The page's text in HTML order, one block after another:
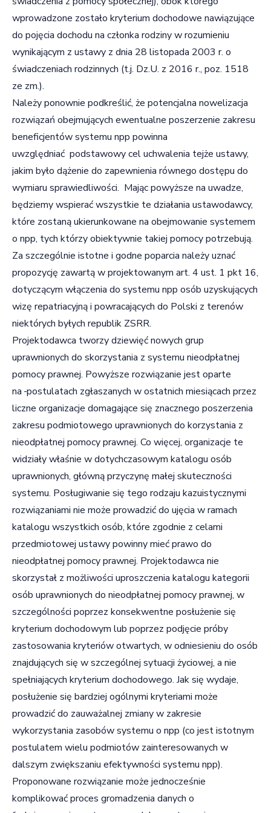
wprowadzone zostało kryterium dochodowe nawiązujące
do pojęcia dochodu na członka rodziny w rozumieniu
wynikającym z ustawy z dnia 28 listopada 2003 r. o
świadczeniach rodzinnych (t.j. Dz.U. z 2016 r., poz. 1518
ze zm.).
Należy ponownie podkreślić, że potencjalna nowelizacja
rozwiązań obejmujących ewentualne poszerzenie zakresu
beneficjentów systemu npp powinna
uwzględniać podstawowy cel uchwalenia tejże ustawy,
jakim było dążenie do zapewnienia równego dostępu do
wymiaru sprawiedliwości. Mając powyższe na uwadze,
będziemy wspierać wszystkie te działania ustawodawcy,
które zostaną ukierunkowane na obejmowanie systemem
o npp, tych którzy obiektywnie takiej pomocy potrzebują.
Za szczególnie istotne i godne poparcia należy uznać
propozycję zawartą w projektowanym art. 4 ust. 1 pkt 16,
dotyczącym włączenia do systemu npp osób uzyskujących
wizę repatriacyjną i powracających do Polski z terenów
niektórych byłych republik ZSRR.
Projektodawca tworzy dziewięć nowych grup
uprawnionych do skorzystania z systemu nieodpłatnej
pomocy prawnej. Powyższe rozwiązanie jest oparte
na postulatach zgłaszanych w ostatnich miesiącach przez
liczne organizacje domagające się znacznego poszerzenia
zakresu podmiotowego uprawnionych do korzystania z
nieodpłatnej pomocy prawnej. Co więcej, organizacje te
widziały właśnie w dotychczasowym katalogu osób
uprawnionych, główną przyczynę małej skuteczności
systemu. Posługiwanie się tego rodzaju kazuistycznymi
rozwiązaniami nie może prowadzić do ujęcia w ramach
katalogu wszystkich osób, które zgodnie z celami
przedmiotowej ustawy powinny mieć prawo do
nieodpłatnej pomocy prawnej. Projektodawca nie
skorzystał z możliwości uproszczenia katalogu kategorii
osób uprawnionych do nieodpłatnej pomocy prawnej, w
szczególności poprzez konsekwentne posłużenie się
kryterium dochodowym lub poprzez podjęcie próby
zastosowania kryteriów otwartych, w odniesieniu do osób
znajdujących się w szczególnej sytuacji życiowej, a nie
spełniających kryterium dochodowego. Jak się wydaje,
posłużenie się bardziej ogólnymi kryteriami może
prowadzić do zauważalnej zmiany w zakresie
wykorzystania zasobów systemu o npp (co jest istotnym
postulatem wielu podmiotów zainteresowanych w
dalszym zwiększaniu efektywności systemu npp).
Proponowane rozwiązanie może jednocześnie
komplikować proces gromadzenia danych o